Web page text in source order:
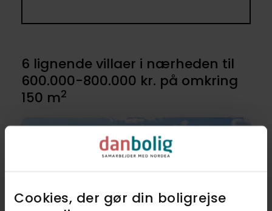
Cookies, der gør din boligrejse
6 lignende villaer i nærheden til
600.000-800.000 kr. på omkring
150 m2